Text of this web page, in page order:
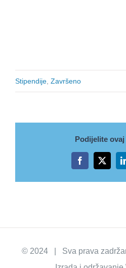
Stipendije, Završeno
Podijelite ovaj
Facebook
X
© 2024 | Sva prava